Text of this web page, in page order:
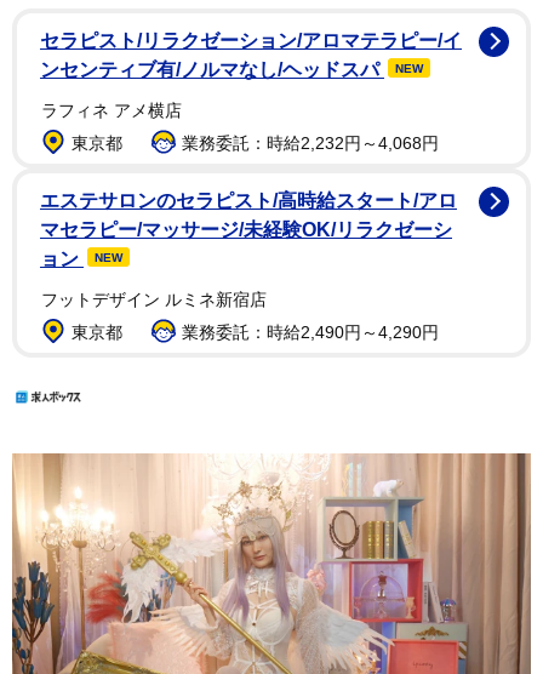
セラピスト/リラクゼーション/アロマテラピー/イ
ンセンティブ有/ノルマなし/ヘッドスパ
NEW
ラフィネ アメ横店
東京都
業務委託：時給2,232円～4,068円
エステサロンのセラピスト/高時給スタート/アロ
マセラピー/マッサージ/未経験OK/リラクゼーシ
ョン
NEW
フットデザイン ルミネ新宿店
東京都
業務委託：時給2,490円～4,290円